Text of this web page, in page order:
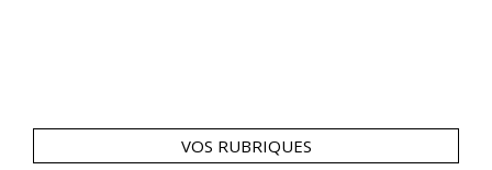
VOS RUBRIQUES